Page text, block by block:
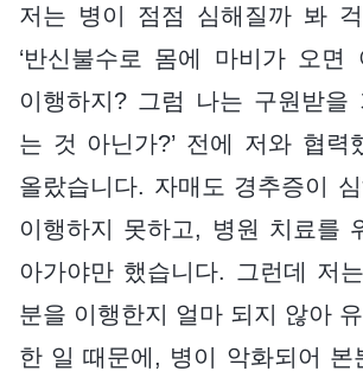
저는 병이 점점 심해질까 봐 걱
‘반신불수로 몸에 마비가 오면
이행하지? 그럼 나는 구원받을
는 것 아닌가?’ 전에 저와 협력
올랐습니다. 자매도 경추증이
이행하지 못하고, 병원 치료를
아가야만 했습니다. 그런데 저
분을 이행한지 얼마 되지 않아
한 일 때문에, 병이 악화되어 본